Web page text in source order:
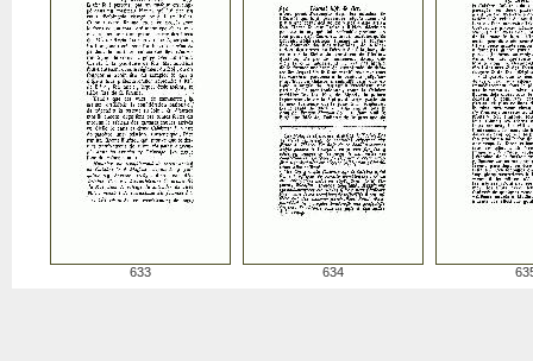
633 634